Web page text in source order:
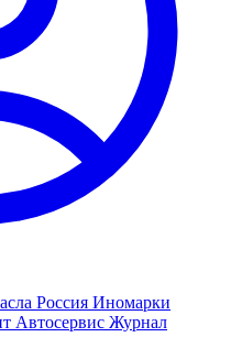
Россия Иномарки
Автосервис Журнал